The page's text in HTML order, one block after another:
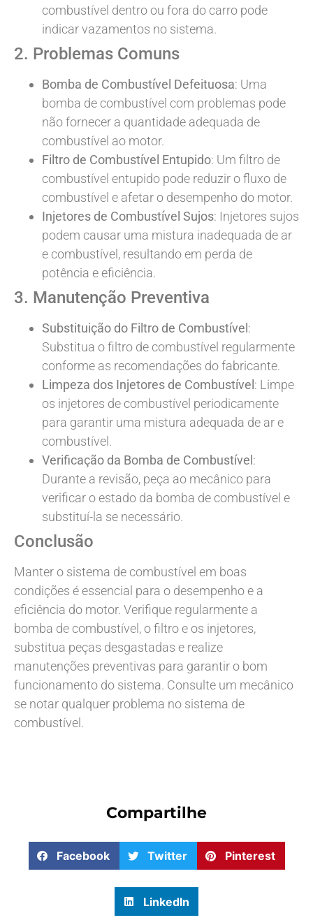
combustível dentro ou fora do carro pode
indicar vazamentos no sistema.
2. Problemas Comuns
Bomba de Combustível Defeituosa: Uma
bomba de combustível com problemas pode
não fornecer a quantidade adequada de
combustível ao motor.
Filtro de Combustível Entupido: Um filtro de
combustível entupido pode reduzir o fluxo de
combustível e afetar o desempenho do motor.
Injetores de Combustível Sujos: Injetores sujos
podem causar uma mistura inadequada de ar
e combustível, resultando em perda de
potência e eficiência.
3. Manutenção Preventiva
Substituição do Filtro de Combustível :
Substitua o filtro de combustível regularmente
conforme as recomendações do fabricante.
Limpeza dos Injetores de Combustível : Limpe
os injetores de combustível periodicamente
para garantir uma mistura adequada de ar e
combustível.
Verificação da Bomba de Combustível :
Durante a revisão, peça ao mecânico para
verificar o estado da bomba de combustível e
substituí-la se necessário.
Conclusão
Manter o sistema de combustível em boas
condições é essencial para o desempenho e a
eficiência do motor. Verifique regularmente a
bomba de combustível, o filtro e os injetores,
substitua peças desgastadas e realize
manutenções preventivas para garantir o bom
funcionamento do sistema. Consulte um mecânico
se notar qualquer problema no sistema de
combustível.
Compartilhe
Facebook Twitter Pinterest
LinkedIn